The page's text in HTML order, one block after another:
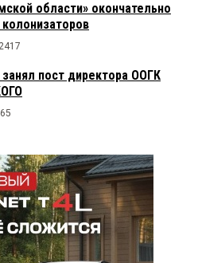
области» окончательно
2417
пост директора ООГК